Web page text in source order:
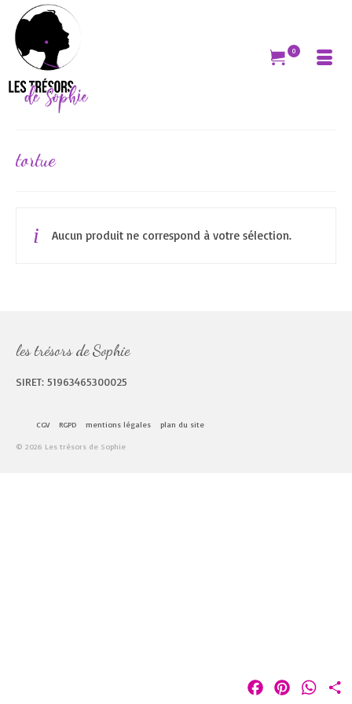
0
tortue
Aucun produit ne correspond à votre sélection.
les trésors de Sophie
SIRET: 51963465300025
CGV RGPD mentions légales plan du site
© 2026 Les trésors de Sophie
FacebookPinterest